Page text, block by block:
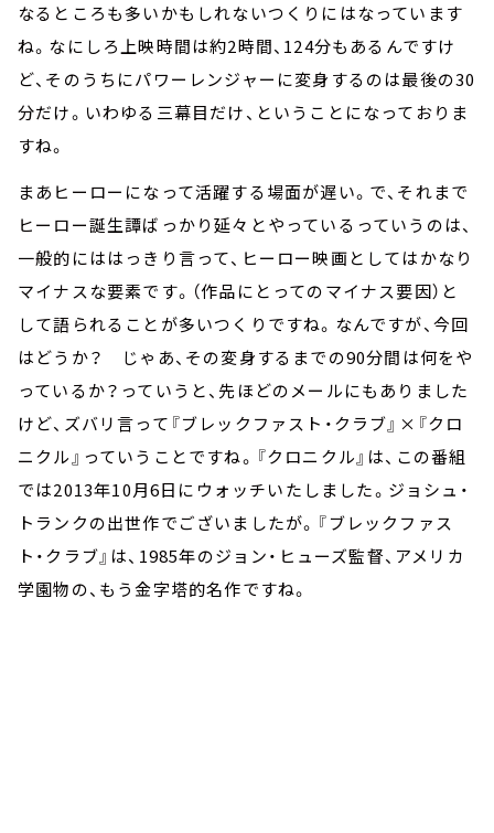
なるところも多いかもしれないつくりにはなっています
ね。なにしろ上映時間は約2時間、124分もあるんですけ
ど、そのうちにパワーレンジャーに変身するのは最後の30
分だけ。いわゆる三幕目だけ、ということになっておりま
すね。
まあヒーローになって活躍する場面が遅い。で、それまで
ヒーロー誕生譚ばっかり延々とやっているっていうのは、
一般的にははっきり言って、ヒーロー映画としてはかなり
マイナスな要素です。（作品にとってのマイナス要因）と
して語られることが多いつくりですね。なんですが、今回
はどうか？ じゃあ、その変身するまでの90分間は何をや
っているか？っていうと、先ほどのメールにもありました
けど、ズバリ言って『ブレックファスト・クラブ』×『クロ
ニクル』っていうことですね。『クロニクル』は、この番組
では2013年10月6日にウォッチいたしました。ジョシュ・
トランクの出世作でございましたが。『ブレックファス
ト・クラブ』は、1985年のジョン・ヒューズ監督、アメリカ
学園物の、もう金字塔的名作ですね。